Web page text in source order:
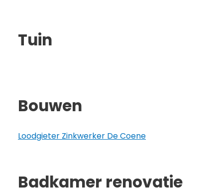
Tuin
Bouwen
Loodgieter Zinkwerker De Coene
Badkamer renovatie